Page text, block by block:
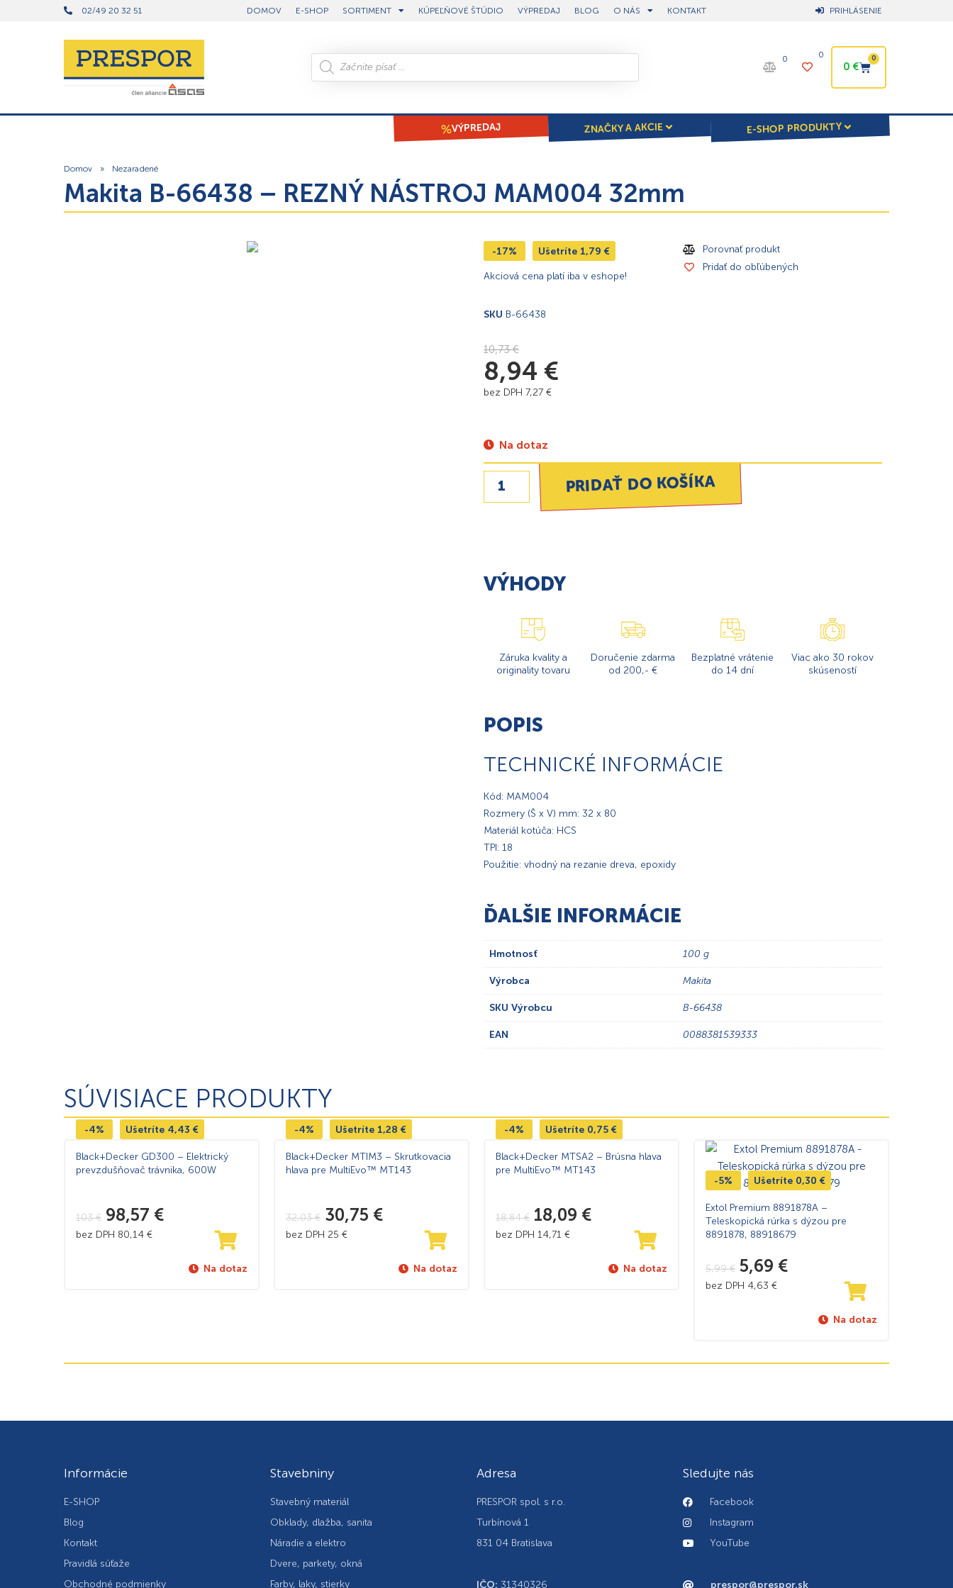
02/49 20 32 51 DOMOV E-SHOP SORTIMENT KÚPEĽŇOVÉ ŠTÚDIO VÝPREDAJ BLOG O NÁS KONTAKT PRIHLÁSENIE
0 0
0€
0
VÝPREDAJ ZNAČKY A AKCIE E-SHOP PRODUKTY
Domov » Nezaradené
Makita B-66438 – REZNÝ NÁSTROJ MAM004 32mm
-17% Ušetríte 1,79 €
Akciová cena platí iba v eshope!
SKU B-66438
Porovnať produkt
Pridať do obľúbených
10,73€
8,94 €
bez DPH 7,27 €
Na dotaz
PRIDAŤ DO KOŠÍKA
VÝHODY
Záruka kvality a
originality tovaru
Doručenie zdarma
od 200,- €
Bezplatné vrátenie
do 14 dní
Viac ako 30 rokov
skúseností
POPIS
TECHNICKÉ INFORMÁCIE
Kód: MAM004
Rozmery (Š x V) mm: 32 x 80
Materiál kotúča: HCS
TPI: 18
Použitie: vhodný na rezanie dreva, epoxidy
ĎALŠIE INFORMÁCIE
Hmotnosť 100 g
Výrobca Makita
SKU Výrobcu B-66438
EAN 0088381539333
SÚVISIACE PRODUKTY
-4% Ušetríte 4,43 €
Black+Decker GD300 – Elektrický
prevzdušňovač trávnika, 600W
103€ 98,57 €
bez DPH 80,14 €
Na dotaz
-4% Ušetríte 1,28 €
Black+Decker MTIM3 – Skrutkovacia
hlava pre MultiEvo™ MT143
32,03€ 30,75 €
bez DPH 25 €
Na dotaz
-4% Ušetríte 0,75 €
Black+Decker MTSA2 – Brúsna hlava
pre MultiEvo™ MT143
18,84€ 18,09 €
bez DPH 14,71 €
Na dotaz
-5% Ušetríte 0,30 €
Extol Premium 8891878A –
Teleskopická rúrka s dýzou pre
8891878, 88918679
5,99€ 5,69 €
bez DPH 4,63 €
Na dotaz
Informácie
E-SHOP
Blog
Kontakt
Pravidlá súťaže
Obchodné podmienky
Stavebniny
Stavebný materiál
Obklady, dlažba, sanita
Náradie a elektro
Dvere, parkety, okná
Farby, laky, stierky
Adresa
PRESPOR spol. s r.o.
Turbínová 1
831 04 Bratislava
IČO: 31340326
Sledujte nás
Facebook
Instagram
YouTube
prespor@prespor.sk